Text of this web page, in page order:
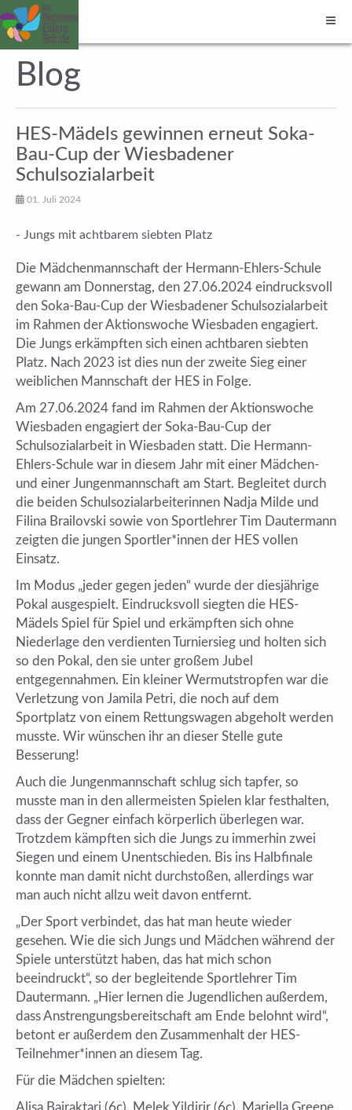
Blog
HES-Mädels gewinnen erneut Soka-
Bau-Cup der Wiesbadener
Schulsozialarbeit
01. Juli 2024
- Jungs mit achtbarem siebten Platz
Die Mädchenmannschaft der Hermann-Ehlers-Schule
gewann am Donnerstag, den 27.06.2024 eindrucksvoll
den Soka-Bau-Cup der Wiesbadener Schulsozialarbeit
im Rahmen der Aktionswoche Wiesbaden engagiert.
Die Jungs erkämpften sich einen achtbaren siebten
Platz. Nach 2023 ist dies nun der zweite Sieg einer
weiblichen Mannschaft der HES in Folge.
Am 27.06.2024 fand im Rahmen der Aktionswoche
Wiesbaden engagiert der Soka-Bau-Cup der
Schulsozialarbeit in Wiesbaden statt. Die Hermann-
Ehlers-Schule war in diesem Jahr mit einer Mädchen-
und einer Jungenmannschaft am Start. Begleitet durch
die beiden Schulsozialarbeiterinnen Nadja Milde und
Filina Brailovski sowie von Sportlehrer Tim Dautermann
zeigten die jungen Sportler*innen der HES vollen
Einsatz.
Im Modus „jeder gegen jeden“ wurde der diesjährige
Pokal ausgespielt. Eindrucksvoll siegten die HES-
Mädels Spiel für Spiel und erkämpften sich ohne
Niederlage den verdienten Turniersieg und holten sich
so den Pokal, den sie unter großem Jubel
entgegennahmen. Ein kleiner Wermutstropfen war die
Verletzung von Jamila Petri, die noch auf dem
Sportplatz von einem Rettungswagen abgeholt werden
musste. Wir wünschen ihr an dieser Stelle gute
Besserung!
Auch die Jungenmannschaft schlug sich tapfer, so
musste man in den allermeisten Spielen klar festhalten,
dass der Gegner einfach körperlich überlegen war.
Trotzdem kämpften sich die Jungs zu immerhin zwei
Siegen und einem Unentschieden. Bis ins Halbfinale
konnte man damit nicht durchstoßen, allerdings war
man auch nicht allzu weit davon entfernt.
„Der Sport verbindet, das hat man heute wieder
gesehen. Wie die sich Jungs und Mädchen während der
Spiele unterstützt haben, das hat mich schon
beeindruckt“, so der begleitende Sportlehrer Tim
Dautermann. „Hier lernen die Jugendlichen außerdem,
dass Anstrengungsbereitschaft am Ende belohnt wird“,
betont er außerdem den Zusammenhalt der HES-
Teilnehmer*innen an diesem Tag.
Für die Mädchen spielten:
Alisa Bajraktari (6c), Melek Yildirir (6c), Mariella Greene